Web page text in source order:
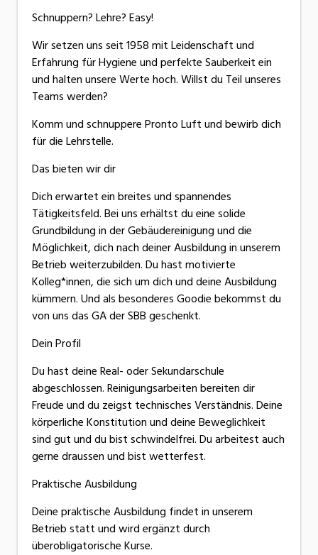
Schnuppern? Lehre? Easy!
Wir setzen uns seit 1958 mit Leidenschaft und
Erfahrung für Hygiene und perfekte Sauberkeit ein
und halten unsere Werte hoch. Willst du Teil unseres
Teams werden?
Komm und schnuppere Pronto Luft und bewirb dich
für die Lehrstelle.
Das bieten wir dir
Dich erwartet ein breites und spannendes
Tätigkeitsfeld. Bei uns erhältst du eine solide
Grundbildung in der Gebäudereinigung und die
Möglichkeit, dich nach deiner Ausbildung in unserem
Betrieb weiterzubilden. Du hast motivierte
Kolleg*innen, die sich um dich und deine Ausbildung
kümmern. Und als besonderes Goodie bekommst du
von uns das GA der SBB geschenkt.
Dein Profil
Du hast deine Real- oder Sekundarschule
abgeschlossen. Reinigungsarbeiten bereiten dir
Freude und du zeigst technisches Verständnis. Deine
körperliche Konstitution und deine Beweglichkeit
sind gut und du bist schwindelfrei. Du arbeitest auch
gerne draussen und bist wetterfest.
Praktische Ausbildung
Deine praktische Ausbildung findet in unserem
Betrieb statt und wird ergänzt durch
überobligatorische Kurse.